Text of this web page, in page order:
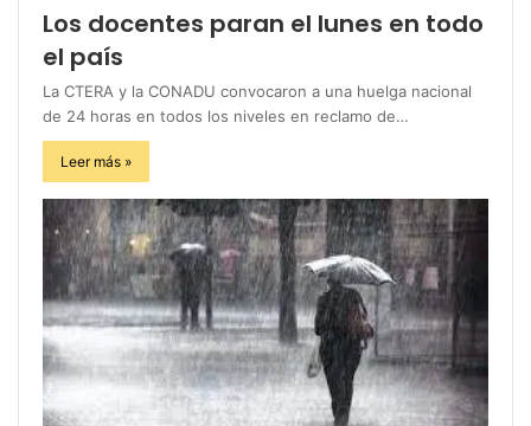
Los docentes paran el lunes en todo
el país
La CTERA y la CONADU convocaron a una huelga nacional
de 24 horas en todos los niveles en reclamo de…
Leer más »